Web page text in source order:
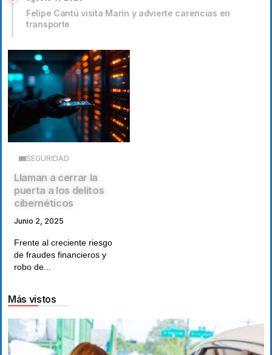
Felipe Cantú visita Marín y advierte carencias en
transporte
SEGURIDAD
Llaman a cerrar la
puerta a los delitos
cibernéticos
Junio 2, 2025
Frente al creciente riesgo
de fraudes financieros y
robo de...
Más vistos